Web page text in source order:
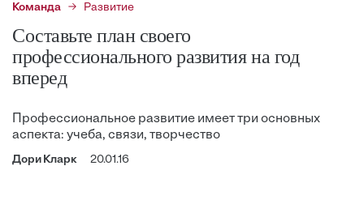
Команда Развитие
Составьте план своего
профессионального развития на год
вперед
Профессиональное развитие имеет три основных
аспекта: учеба, связи, творчество
Дори Кларк 20.01.16